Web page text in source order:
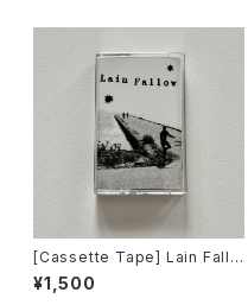
[Cassette Tape] Lain Fallo
w - The Path Less Chosen
// Winning Culture / Slow D
¥1,500